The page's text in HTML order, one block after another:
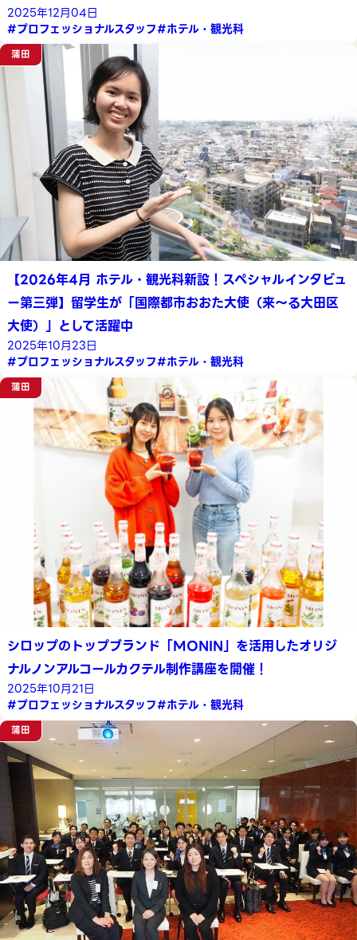
2025年12月04日
#プロフェッショナルスタッフ#ホテル・観光科
蒲田
【2026年4月 ホテル・観光科新設！スペシャルインタビュ
ー第三弾】留学生が「国際都市おおた大使（来～る大田区
大使）」として活躍中
2025年10月23日
#プロフェッショナルスタッフ#ホテル・観光科
蒲田
シロップのトップブランド「MONIN」を活用したオリジ
ナルノンアルコールカクテル制作講座を開催！
2025年10月21日
#プロフェッショナルスタッフ#ホテル・観光科
蒲田